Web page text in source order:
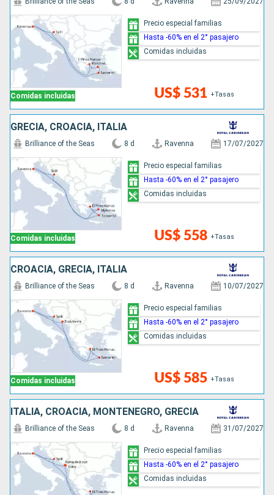
Comidas incluidas US$ 531 +Tasas
Precio especial familias
Hasta -60% en el 2° pasajero
Comidas incluidas
GRECIA, CROACIA, ITALIA
Comidas incluidas
Brilliance of the Seas 8 d Ravenna 17/07/2027
US$ 558 +Tasas
Precio especial familias
Hasta -60% en el 2° pasajero
Comidas incluidas
CROACIA, GRECIA, ITALIA
Comidas incluidas
Brilliance of the Seas 8 d Ravenna 10/07/2027
US$ 585 +Tasas
Precio especial familias
Hasta -60% en el 2° pasajero
Comidas incluidas
ITALIA, CROACIA, MONTENEGRO, GRECIA
Brilliance of the Seas 8 d Ravenna 31/07/2027
Precio especial familias
Hasta -60% en el 2° pasajero
Comidas incluidas